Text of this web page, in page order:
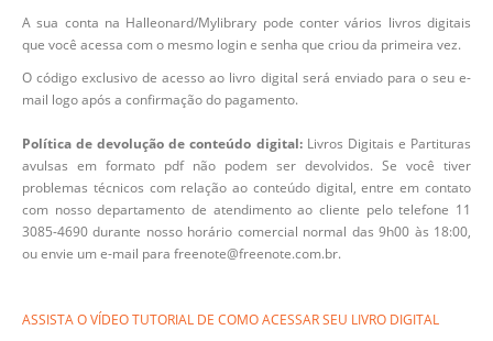
A sua conta na Halleonard/Mylibrary pode conter vários livros digitais
que você acessa com o mesmo login e senha que criou da primeira vez.
O código exclusivo de acesso ao livro digital será enviado para o seu e-
mail logo após a confirmação do pagamento.
Política de devolução de conteúdo digital:Livros Digitais e Partituras
avulsas em formato pdf não podem ser devolvidos. Se você tiver
problemas técnicos com relação ao conteúdo digital, entre em contato
com nosso departamento de atendimento ao cliente pelo telefone 11
3085-4690 durante nosso horário comercial normal das 9h00 às 18:00,
ou envie um e-mail para freenote@freenote.com.br.
ASSISTA O VÍDEO TUTORIAL DE COMO ACESSAR SEU LIVRO DIGITAL